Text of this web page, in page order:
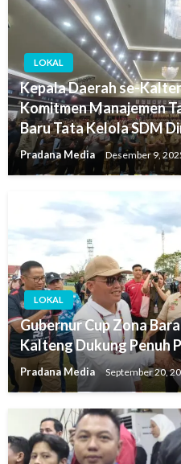
LOKAL
Kepala Daerah se-
Komitmen Manajemen
Baru Tata Kelola SDM
Pradana Media Desember 9,
LOKAL
Gubernur Cup Zona
Kalteng Dukung Penuh
Pradana Media September 20,